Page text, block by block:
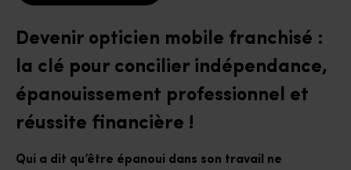
Devenir opticien mobile franchisé :
la clé pour concilier indépendance,
épanouissement professionnel et
réussite financière !
Qui a dit qu’être épanoui dans son travail ne